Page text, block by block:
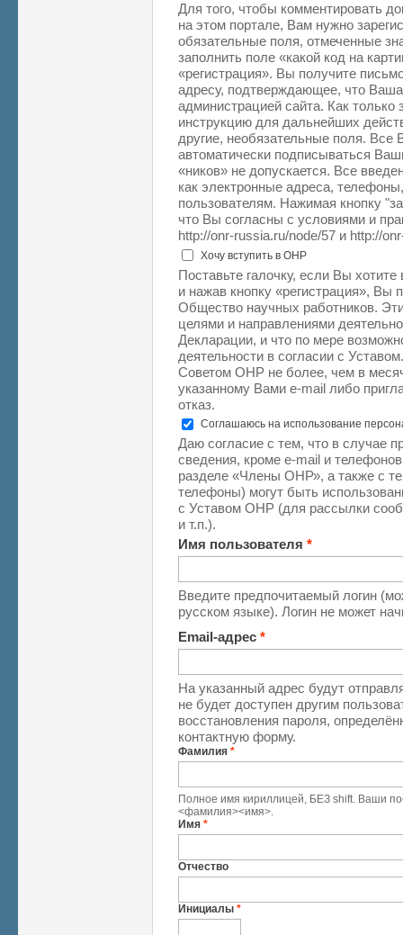
Для того, чтобы комментировать
на этом портале, Вам нужно
обязательные поля, отмеченные
заполнить поле «какой код на
«регистрация». Вы получите
адресу, подтверждающее, что Ваша
администрацией сайта. Как
инструкцию для дальнейших
другие, необязательные поля.
автоматически подписываться
«ников» не допускается. Все
как электронные адреса,
пользователям. Нажимая кнопку
что Вы согласны с условиями и
http://onr-russia.ru/node/57 и http://
Хочу вступить в ОНР
Поставьте галочку, если Вы
и нажав кнопку «регистрация», Вы
Общество научных работников.
целями и направлениями
Декларации, и что по мере
деятельности в согласии с
Советом ОНР не более, чем в
указанному Вами e-mail либо
отказ.
Соглашаюсь на использование
Даю согласие с тем, что в случае
сведения, кроме e-mail и
разделе «Члены ОНР», а также с
телефоны) могут быть
с Уставом ОНР (для рассылки
и т.п.).
Имя пользователя *
Введите предпочитаемый логин
русском языке). Логин не может
Email-адрес *
На указанный адрес будут
не будет доступен другим
восстановления пароля,
контактную форму.
Фамилия *
Полное имя кириллицей, БЕЗ shift. Ваши
<фамилия><имя>.
Имя *
Отчество
Инициалы *